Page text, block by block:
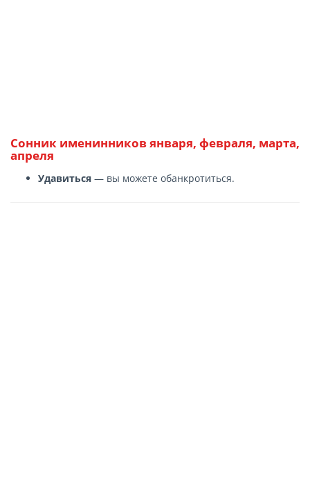
Сонник именинников января, февраля, марта,
апреля
Удавиться — вы можете обанкротиться.